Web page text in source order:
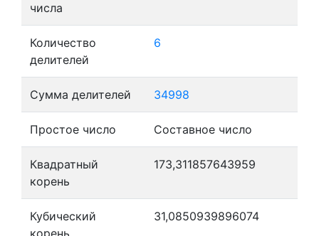
числа
Количество
делителей
6
Сумма делителей 34998
Простое число Составное число
Квадратный
корень
173,311857643959
Кубический
корень
31,0850939896074